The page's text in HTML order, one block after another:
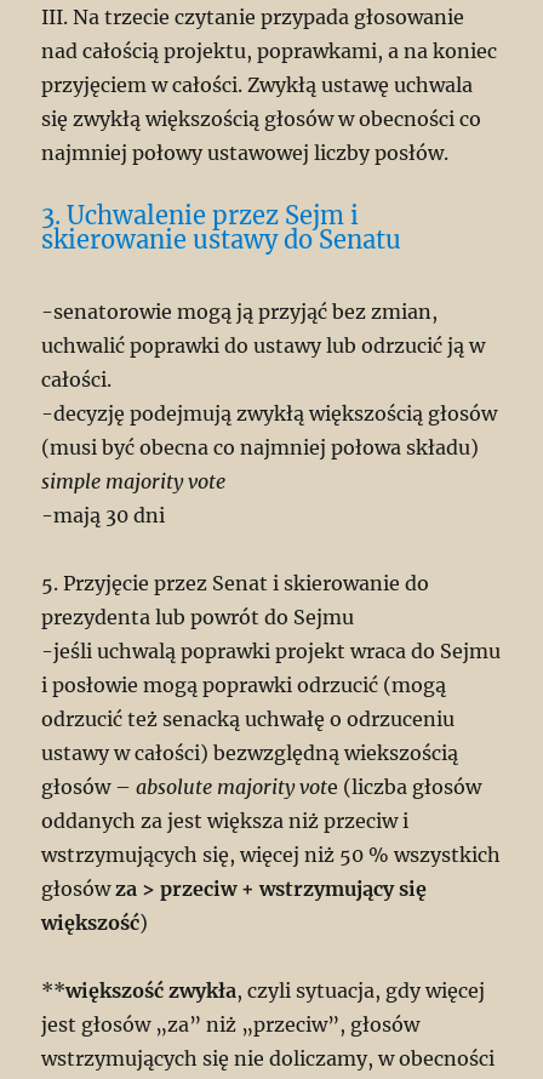
III. Na trzecie czytanie przypada głosowanie
nad całością projektu, poprawkami, a na koniec
przyjęciem w całości. Zwykłą ustawę uchwala
się zwykłą większością głosów w obecności co
najmniej połowy ustawowej liczby posłów.
3. Uchwalenie przez Sejm i
skierowanie ustawy do Senatu
-senatorowie mogą ją przyjąć bez zmian,
uchwalić poprawki do ustawy lub odrzucić ją w
całości.
-decyzję podejmują zwykłą większością głosów
(musi być obecna co najmniej połowa składu)
simple majority vote
-mają 30 dni
5. Przyjęcie przez Senat i skierowanie do
prezydenta lub powrót do Sejmu
-jeśli uchwalą poprawki projekt wraca do Sejmu
i posłowie mogą poprawki odrzucić (mogą
odrzucić też senacką uchwałę o odrzuceniu
ustawy w całości) bezwzględną wiekszością
głosów –absolute majority vote (liczba głosów
oddanych za jest większa niż przeciw i
wstrzymujących się, więcej niż 50 % wszystkich
głosówza > przeciw + wstrzymujący się
większość)
**większość zwykła, czyli sytuacja, gdy więcej
jest głosów „za” niż „przeciw”, głosów
wstrzymujących się nie doliczamy, w obecności